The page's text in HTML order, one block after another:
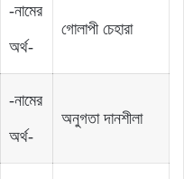
-নামের
অর্থ-
গোলাপী চেহারা
-নামের
অর্থ-
অনুগতা দানশীলা